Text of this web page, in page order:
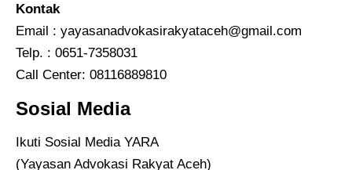
Kontak
Email : yayasanadvokasirakyataceh@gmail.com
Telp. : 0651-7358031
Call Center: 08116889810
Sosial Media
Ikuti Sosial Media YARA
(Yayasan Advokasi Rakyat Aceh)